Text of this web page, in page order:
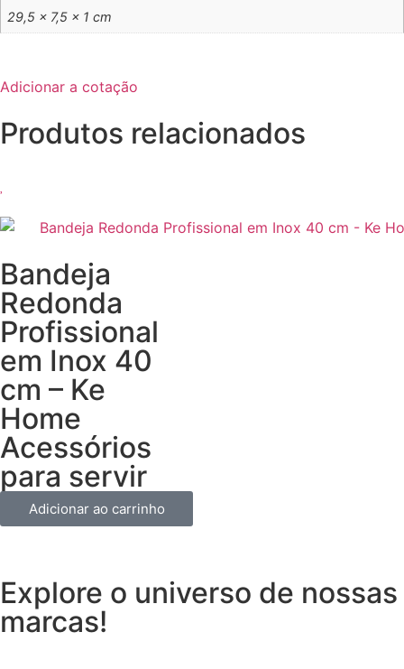
29,5 × 7,5 × 1 cm
Adicionar a cotação
Produtos relacionados
Bandeja
Redonda
Profissional
em Inox 40
cm – Ke
Home
Acessórios
para servir
Adicionar ao carrinho
Explore o universo de nossas
marcas!